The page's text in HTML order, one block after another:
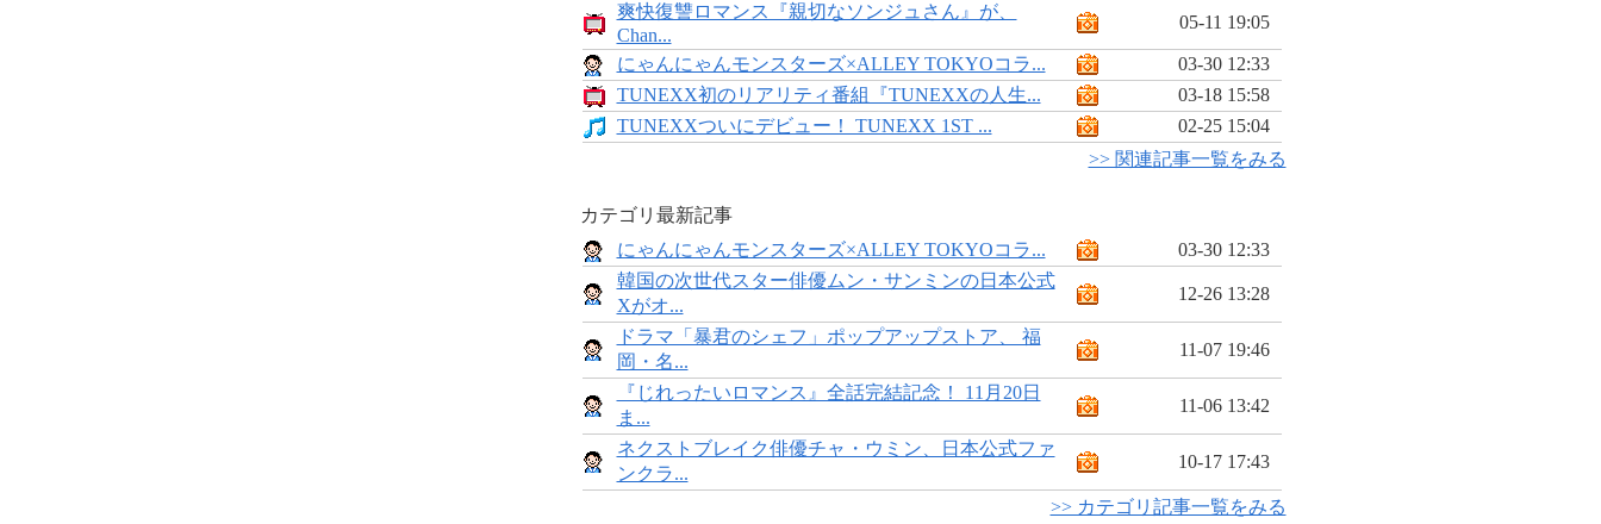
爽快復讐ロマンス『親切なソンジュさん』が、
Chan...
05-11 19:05
にゃんにゃんモンスターズ×ALLEY TOKYOコラ...
03-30 12:33
TUNEXX初のリアリティ番組『TUNEXXの人生...
03-18 15:58
TUNEXXついにデビュー！ TUNEXX 1ST ...
02-25 15:04
>> 関連記事一覧をみる
カテゴリ最新記事
にゃんにゃんモンスターズ×ALLEY TOKYOコラ...
03-30 12:33
韓国の次世代スター俳優ムン・サンミンの日本公式
Xがオ...
12-26 13:28
ドラマ「暴君のシェフ」ポップアップストア、 福
岡・名...
11-07 19:46
『じれったいロマンス』全話完結記念！ 11月20日
ま...
11-06 13:42
ネクストブレイク俳優チャ・ウミン、日本公式ファ
ンクラ...
10-17 17:43
>> カテゴリ記事一覧をみる